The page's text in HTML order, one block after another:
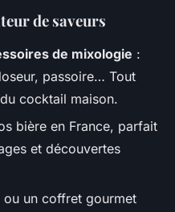
de saveurs
de mixologie :
passoire… Tout
cocktail maison.
bière en France, parfait
et découvertes
ou un coffret gourmet